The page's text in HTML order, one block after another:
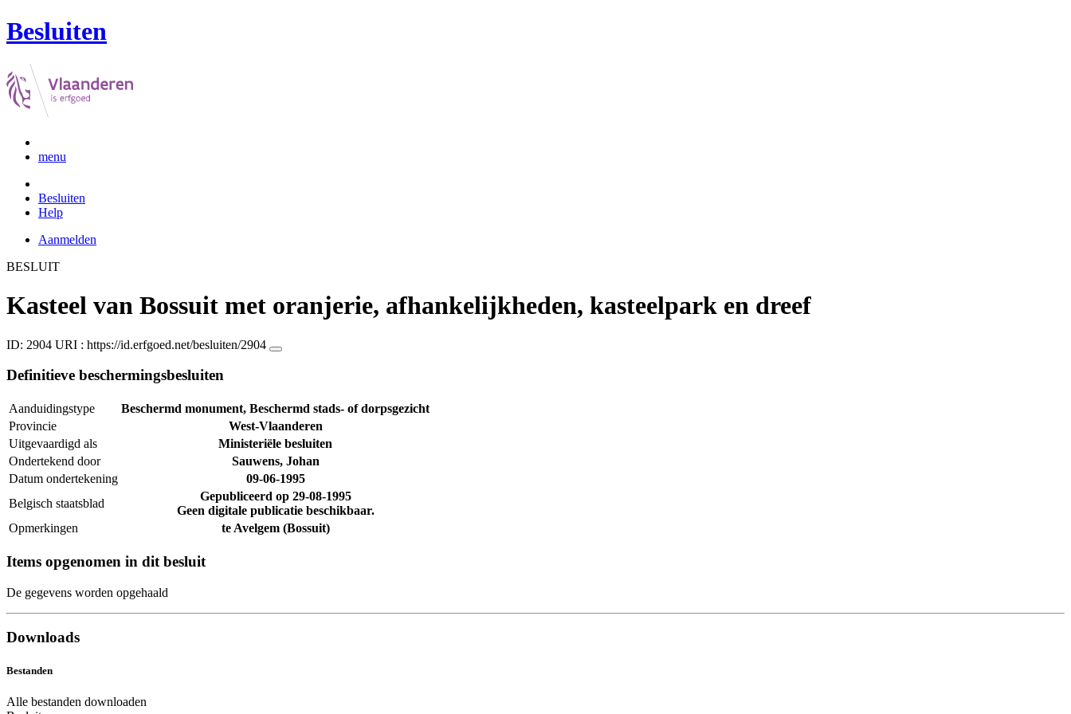
Besluiten
menu
Besluiten
Help
Aanmelden
BESLUIT
Kasteel van Bossuit met oranjerie, afhankelijkheden, kasteelpark en dreef
ID: 2904 URI : https://id.erfgoed.net/besluiten/2904
Definitieve beschermingsbesluiten
Aanduidingstype
Beschermd monument, Beschermd stads- of dorpsgezicht
Provincie
West-Vlaanderen
Uitgevaardigd als
Ministeriële besluiten
Ondertekend door
Sauwens, Johan
Datum ondertekening
09-06-1995
Belgisch staatsblad
Gepubliceerd op 29-08-1995
Geen digitale publicatie beschikbaar.
Opmerkingen
te Avelgem (Bossuit)
Items opgenomen in dit besluit
De gegevens worden opgehaald
Downloads
Bestanden
Alle bestanden downloaden